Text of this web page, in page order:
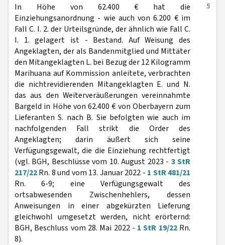
5
In Höhe von 62.400 € hat die
Einziehungsanordnung - wie auch von 6.200 € im
Fall C. I. 2. der Urteilsgründe, der ähnlich wie Fall C.
I. 1. gelagert ist - Bestand. Auf Weisung des
Angeklagten, der als Bandenmitglied und Mittäter
den Mitangeklagten L. bei Bezug der 12 Kilogramm
Marihuana auf Kommission anleitete, verbrachten
die nichtrevidierenden Mitangeklagten E. und N.
das aus den Weiterveräußerungen vereinnahmte
Bargeld in Höhe von 62.400 € von Oberbayern zum
Lieferanten S. nach B. Sie befolgten wie auch im
nachfolgenden Fall strikt die Order des
Angeklagten; darin äußert sich seine
Verfügungsgewalt, die die Einziehung rechtfertigt
(vgl. BGH, Beschlüsse vom 10. August 2023 - 3 StR
217/22Rn. 8 und vom 13. Januar 2022 - 1 StR 481/21
Rn. 6-9; eine Verfügungsgewalt des
ortsabwesenden Zwischenhehlers, dessen
Anweisungen in einer abgekürzten Lieferung
gleichwohl umgesetzt werden, nicht erörternd:
BGH, Beschluss vom 28. Mai 2022 - 1 StR 19/22Rn.
8).